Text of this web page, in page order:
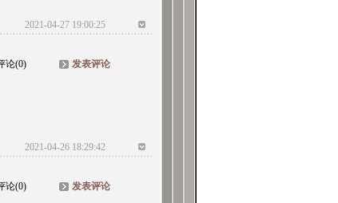
2021-04-27 19:00:25
论(0) 发表评论
2021-04-26 18:29:42
论(0) 发表评论